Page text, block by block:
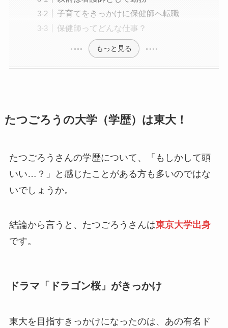
子育てをきっかけに保健師へ転職
保健師ってどんな仕事？
もっと見る
たつごろうの大学（学歴）は東大！
たつごろうさんの学歴について、「もしかして頭
いい…？」と感じたことがある方も多いのではな
いでしょうか。
結論から言うと、たつごろうさんは東京大学出身
です。
ドラマ「ドラゴン桜」がきっかけ
東大を目指すきっかけになったのは、あの有名ド